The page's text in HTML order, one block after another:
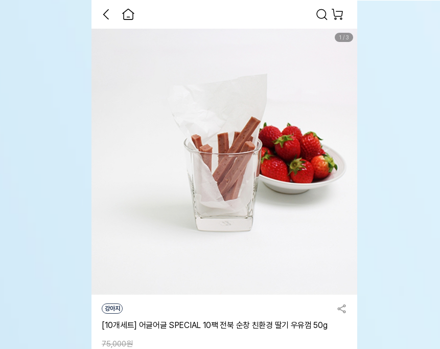
1 / 3
강아지
[10개세트] 어글어글 SPECIAL 10팩 전북 순창 친환경 딸기 우유껌 50g
75,000원